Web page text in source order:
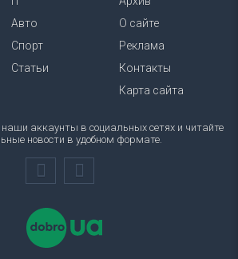
Авто
Спорт
Статьи
О сайте
Реклама
Контакты
Карта сайта
аккаунты в социальных сетях и читайте
новости в удобном формате.